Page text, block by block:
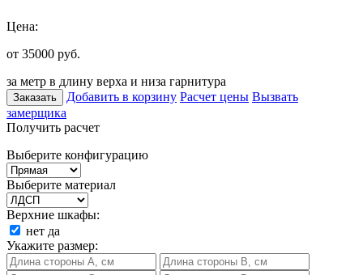
Цена:
от 35000 руб.
за метр в длину верха и низа гарнитура
Заказать Добавить в корзину Расчет цены Вызвать
замерщика
Получить расчет
Выберите конфигурацию
Выберите материал
Верхние шкафы:
нет да
Укажите размер: